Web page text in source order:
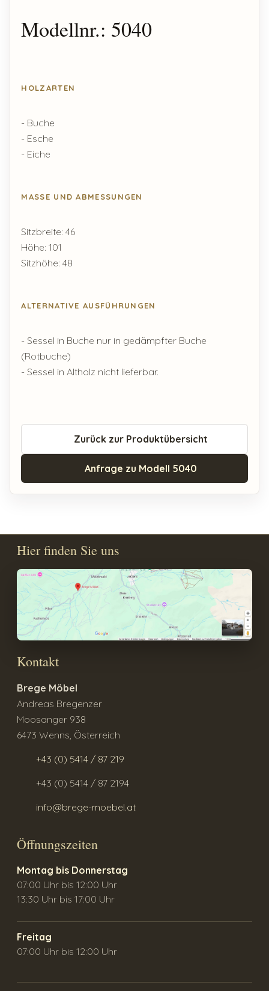
Modellnr.: 5040
HOLZARTEN
- Buche
- Esche
- Eiche
MASSE UND ABMESSUNGEN
Sitzbreite: 46
Höhe: 101
Sitzhöhe: 48
ALTERNATIVE AUSFÜHRUNGEN
- Sessel in Buche nur in gedämpfter Buche
(Rotbuche)
- Sessel in Altholz nicht lieferbar.
Zurück zur Produktübersicht
Anfrage zu Modell 5040
Hier finden Sie uns
Kontakt
Brege Möbel
Andreas Bregenzer
Moosanger 938
6473 Wenns, Österreich
+43 (0) 5414 / 87 219
+43 (0) 5414 / 87 2194
info@brege-moebel.at
Öffnungszeiten
Montag bis Donnerstag
07:00 Uhr bis 12:00 Uhr
13:30 Uhr bis 17:00 Uhr
Freitag
07:00 Uhr bis 12:00 Uhr